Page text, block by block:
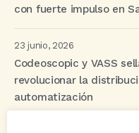
con fuerte impulso en
23 junio, 2026
Codeoscopic y VASS
revolucionar la
automatización